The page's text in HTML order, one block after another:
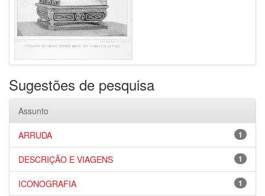
Sugestões de pesquisa
Assunto
1
ARRUDA
1
DESCRIÇÃO E VIAGENS
1
ICONOGRAFIA